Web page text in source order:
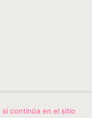
continúa en el sitio